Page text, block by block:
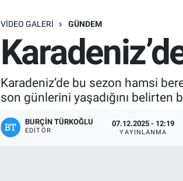
VIDEO GALERI GÜNDEM
Karadeniz’de bu sezon hamsi
son günlerini yaşadığını belirten
BURÇIN TÜRKOĞLU
EDITÖR
07.12.2025 - 12:19
YAYINLANMA